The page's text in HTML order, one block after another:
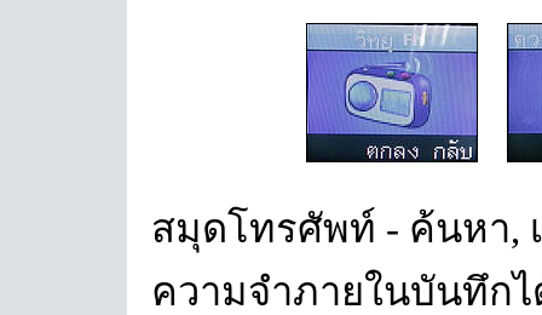
สมุดโทรศัพท์ - ค้นหา,
ความจำภายในบันทึก